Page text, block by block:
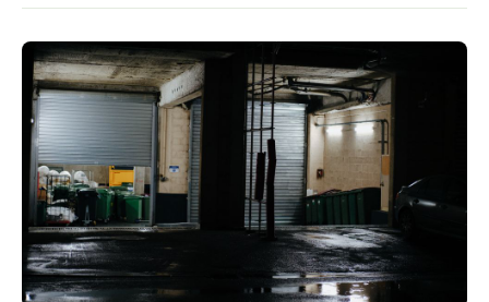
ホテル
工場・倉庫
防火戸
千葉
茨城
栃木
群馬
完全ガイド
製品比較
用語集
コラム
最新情報
個人のお客様へ
法人のお客様へ